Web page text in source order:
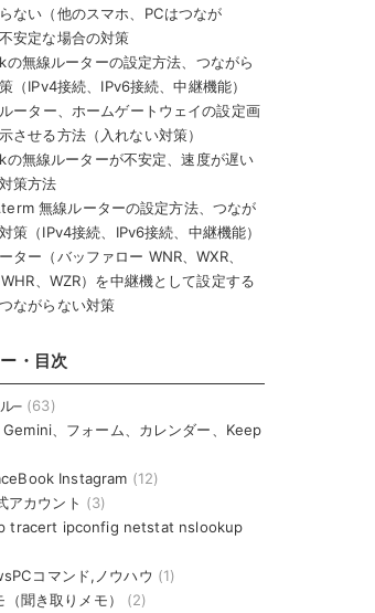
ない（他のスマホ、PCはつなが
安定な場合の対策
の無線ルーターの設定方法、つながら
（IPv4接続、IPv6接続、中継機能）
ーター、ホームゲートウェイの設定画
させる方法（入れない対策）
の無線ルーターが不安定、速度が遅い
策方法
無線ルーターの設定方法、つなが
策（IPv4接続、IPv6接続、中継機能）
ター（バッファロー WNR、WXR、
、WZR）を中継機として設定する
ながらない対策
・目次
–(63)
、フォーム、カレンダー、Keep
Instagram (12)
アカウント (3)
tracert ipconfig netstat nslookup
コマンド,ノウハウ (1)
（聞き取りメモ）
(2)